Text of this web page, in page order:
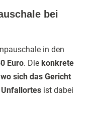
bei
in den
Euro. Die konkrete
wo sich das Gericht
ist dabei